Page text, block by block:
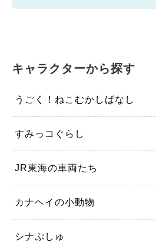
硬質ケース
キャラクターから探す
うごく！ねこむかしばなし
すみっコぐらし
JR東海の車両たち
カナヘイの小動物
シナぷしゅ